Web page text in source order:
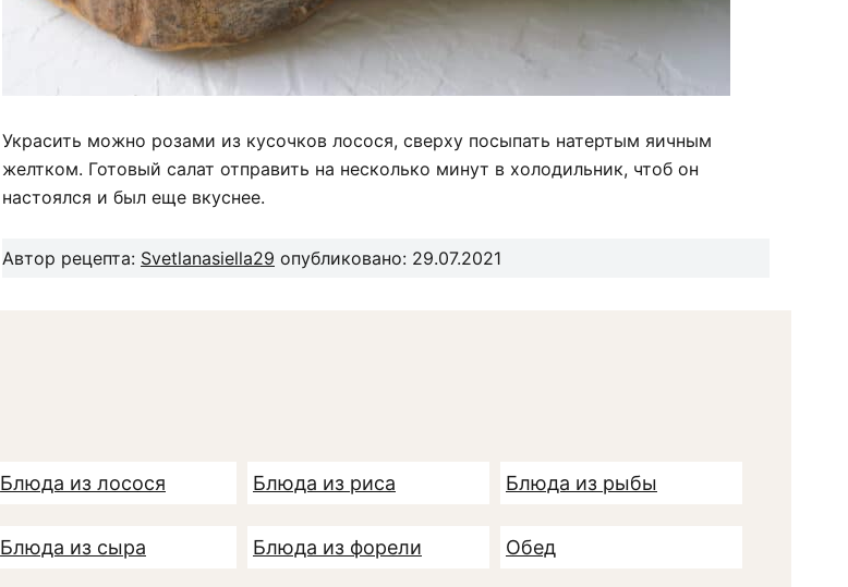
Украсить можно розами из кусочков лосося, сверху посыпать натертым яичным
желтком. Готовый салат отправить на несколько минут в холодильник, чтоб он
настоялся и был еще вкуснее.
Автор рецепта: Svetlanasiella29 опубликовано: 29.07.2021
Блюда из лосося Блюда из риса Блюда из рыбы
Блюда из сыра Блюда из форели Обед